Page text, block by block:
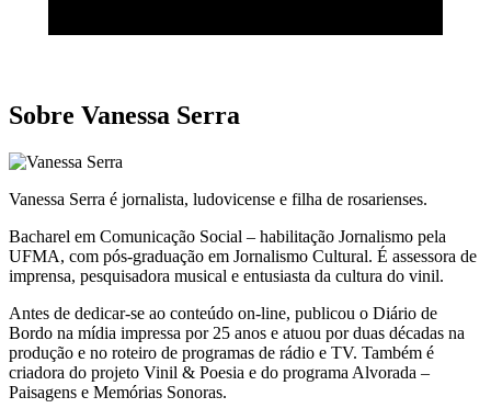
Sobre Vanessa Serra
Vanessa Serra é jornalista, ludovicense e filha de rosarienses.
Bacharel em Comunicação Social – habilitação Jornalismo pela
UFMA, com pós-graduação em Jornalismo Cultural. É assessora de
imprensa, pesquisadora musical e entusiasta da cultura do vinil.
Antes de dedicar-se ao conteúdo on-line, publicou o Diário de
Bordo na mídia impressa por 25 anos e atuou por duas décadas na
produção e no roteiro de programas de rádio e TV. Também é
criadora do projeto Vinil & Poesia e do programa Alvorada –
Paisagens e Memórias Sonoras.